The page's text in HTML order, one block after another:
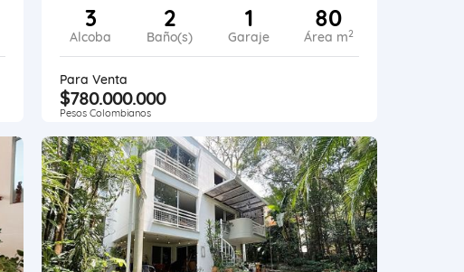
3
Alcoba
2
Baño(s)
1
Garaje
80
Área m2
Para Venta
$780.000.000
Pesos Colombianos